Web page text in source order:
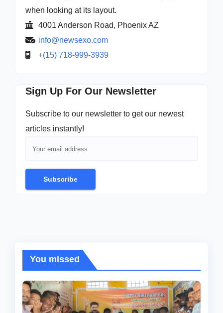
when looking at its layout.
4001 Anderson Road, Phoenix AZ
info@newsexo.com
+(15) 718-999-3939
Sign Up For Our Newsletter
Subscribe to our newsletter to get our newest
articles instantly!
Subscribe
You missed